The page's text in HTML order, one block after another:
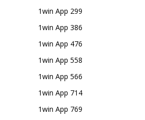
1win App 299
1win App 386
1win App 476
1win App 558
1win App 566
1win App 714
1win App 769